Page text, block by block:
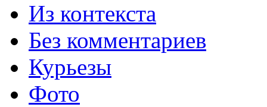
Из контекста
Без комментариев
Курьезы
Фото